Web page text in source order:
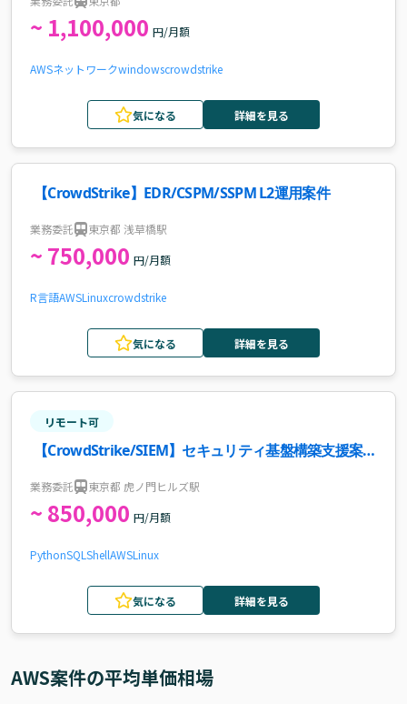
~ 1,100,000 円/月額
AWSネットワークwindowscrowdstrike
気になる 詳細を見る
【CrowdStrike】EDR/CSPM/SSPM L2運用案件
業務委託 東京都 浅草橋駅
~ 750,000 円/月額
R言語AWSLinuxcrowdstrike
気になる 詳細を見る
リモート可
【CrowdStrike/SIEM】セキュリティ基盤構築支援案
業務委託 東京都 虎ノ門ヒルズ駅
~ 850,000 円/月額
PythonSQL ShellAWSLinux
気になる 詳細を見る
AWS案件の平均単価相場